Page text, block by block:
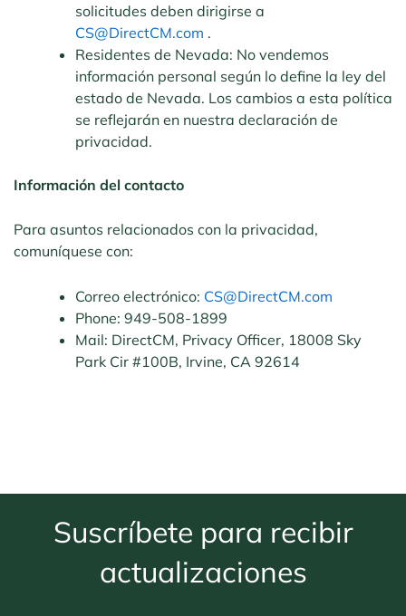
solicitudes deben dirigirse a
CS@DirectCM.com .
Residentes de Nevada: No vendemos
información personal según lo define la ley del
estado de Nevada. Los cambios a esta política
se reflejarán en nuestra declaración de
privacidad.
Información del contacto
Para asuntos relacionados con la privacidad,
comuníquese con:
Correo electrónico: CS@DirectCM.com
Phone: 949-508-1899
Mail: DirectCM, Privacy Officer, 18008 Sky
Park Cir #100B, Irvine, CA 92614
Suscríbete para recibir
actualizaciones